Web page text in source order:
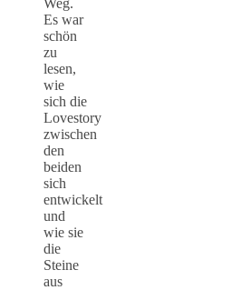
Es war
schön
zu
lesen,
wie
sich die
Lovestory
zwischen
den
beiden
sich
entwickelt
und
wie sie
die
Steine
aus